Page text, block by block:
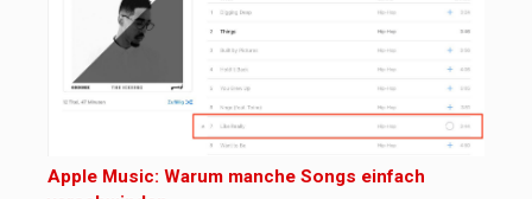
Apple Music: Warum manche Songs einfach